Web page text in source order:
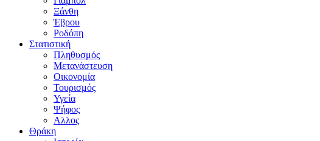
Ξάνθη
Έβρου
Ροδόπη
Στατιστική
Πληθυσμός
Μετανάστευση
Οικονομία
Τουρισμός
Υγεία
Ψήφος
Αλλος
Θράκη